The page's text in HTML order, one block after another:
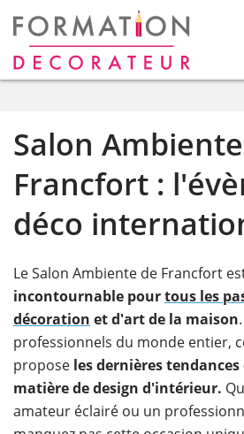
Salon
Francfort :
déco
Le Salon Ambiente de Francfort
incontournable pourtous les
décoration et d'art de la maison
professionnels du monde entier,
propose les dernières
matière de design d'intérieur.
amateur éclairé ou un